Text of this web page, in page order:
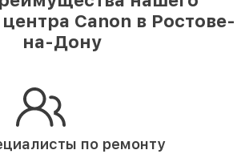
Canon в Ростове-
на-Дону
по ремонту